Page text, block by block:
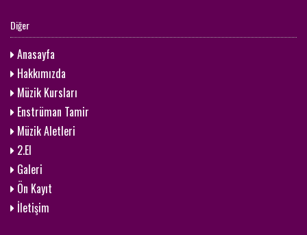
Diğer
Anasayfa
Hakkımızda
Müzik Kursları
Enstrüman Tamir
Müzik Aletleri
2.El
Galeri
Ön Kayıt
İletişim